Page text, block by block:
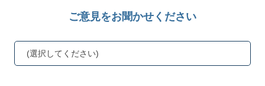
ご意見をお聞かせください
(選択してください)